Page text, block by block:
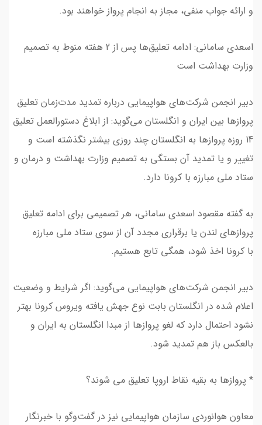
و ارائه جواب منفی، مجاز به انجام پرواز خواهند بود.
اسعدی سامانی: ادامه تعلیق‌ها پس از 2 هفته منوط به تصمیم
وزارت بهداشت است
‌دبیر انجمن شرکت‌های هواپیمایی درباره تمدید مدت‌زمان تعلیق
پروازها بین ایران و انگلستان‌ می‌گوید: از ابلاغ دستورالعمل تعلیق
14 روزه پروازها به انگلستان چند روزی بیشتر نگذشته است ‌و
تغییر و یا تمدید آن بستگی به تصمیم وزارت بهداشت و درمان و
ستاد ملی مبارزه با کرونا دارد.
به گفته مقصود اسعدی سامانی، هر تصمیمی برای ادامه تعلیق
پروازهای لندن یا برقراری مجدد آن‌ از سوی ستاد ملی مبارزه
با کرونا ‌اخذ شود، همگی تابع هستیم.
دبیر انجمن شرکت‌های هواپیمایی می‌گوید: اگر شرایط و وضعیت
اعلام شده در انگلستان بابت نوع جهش یافته ویروس کرونا بهتر
نشود احتمال دارد که لغو پروازها از مبدا انگلستان به ایران و
بالعکس باز هم تمدید شود.
*‌ پروازها به بقیه نقاط اروپا تعلیق می شوند؟
معاون هوانوردی سازمان هواپیمایی نیز در گفت‌‌وگو با خبرنگار